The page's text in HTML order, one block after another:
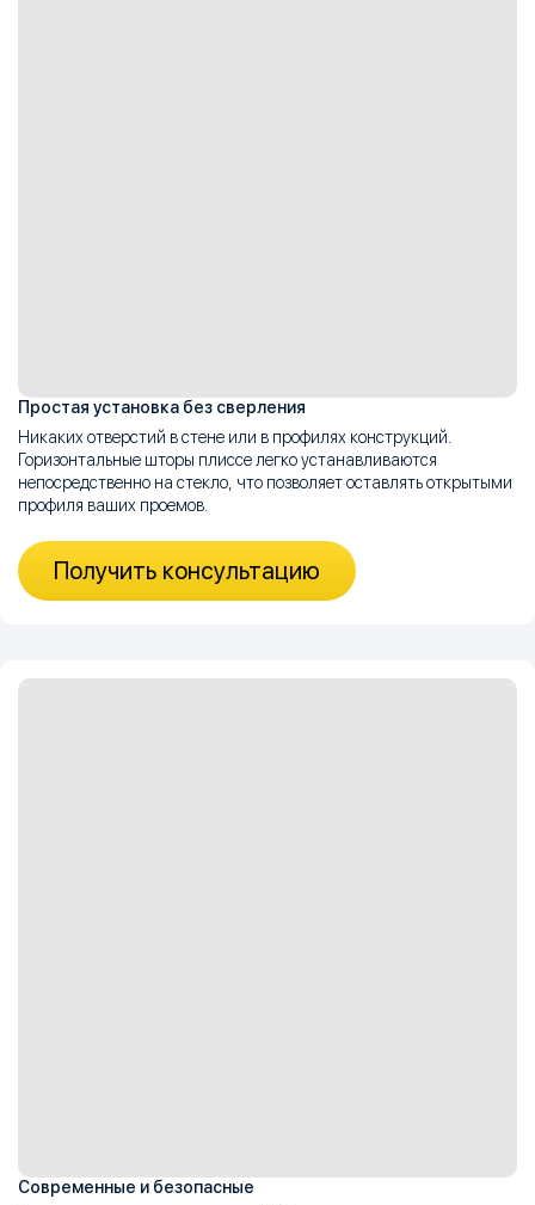
Простая установка без сверления
Никаких отверстий в стене или в профилях конструкций.
Горизонтальные шторы плиссе легко устанавливаются
непосредственно на стекло, что позволяет оставлять открытыми
профиля ваших проемов.
Получить консультацию
Современные и безопасные